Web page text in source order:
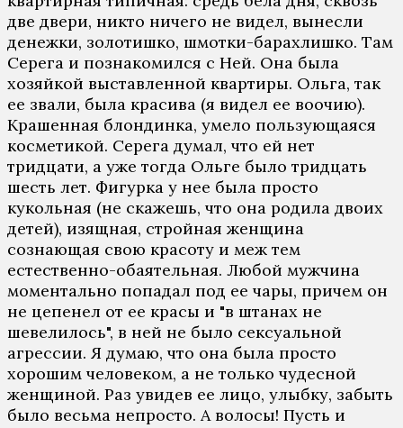
две двери, никто ничего не видел, вынесли
денежки, золотишко, шмотки-барахлишко. Там
Серега и познакомился с Ней. Она была
хозяйкой выставленной квартиры. Ольга, так
ее звали, была красива (я видел ее воочию).
Крашенная блондинка, умело пользующаяся
косметикой. Серега думал, что ей нет
тридцати, а уже тогда Ольге было тридцать
шесть лет. Фигурка у нее была просто
кукольная (не скажешь, что она родила двоих
детей), изящная, стройная женщина
сознающая свою красоту и меж тем
естественно-обаятельная. Любой мужчина
моментально попадал под ее чары, причем он
не цепенел от ее красы и "в штанах не
шевелилось", в ней не было сексуальной
агрессии. Я думаю, что она была просто
хорошим человеком, а не только чудесной
женщиной. Раз увидев ее лицо, улыбку, забыть
было весьма непросто. А волосы! Пусть и